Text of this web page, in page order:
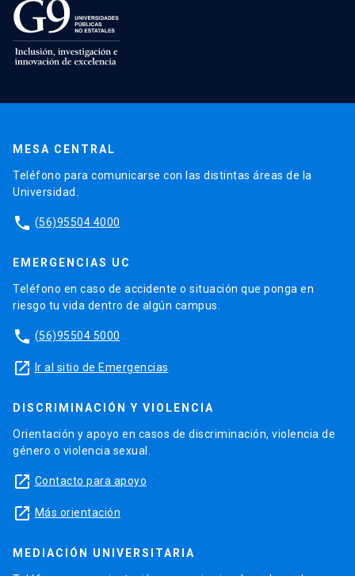
MESA CENTRAL
Teléfono para comunicarse con las distintas áreas de la
Universidad.
phone (56)95504 4000
EMERGENCIAS UC
Teléfono en caso de accidente o situación que ponga en
riesgo tu vida dentro de algún campus.
phone (56)95504 5000
launch Ir al sitio de Emergencias
DISCRIMINACIÓN Y VIOLENCIA
Orientación y apoyo en casos de discriminación, violencia de
género o violencia sexual.
launch Contacto para apoyo
launch Más orientación
MEDIACIÓN UNIVERSITARIA